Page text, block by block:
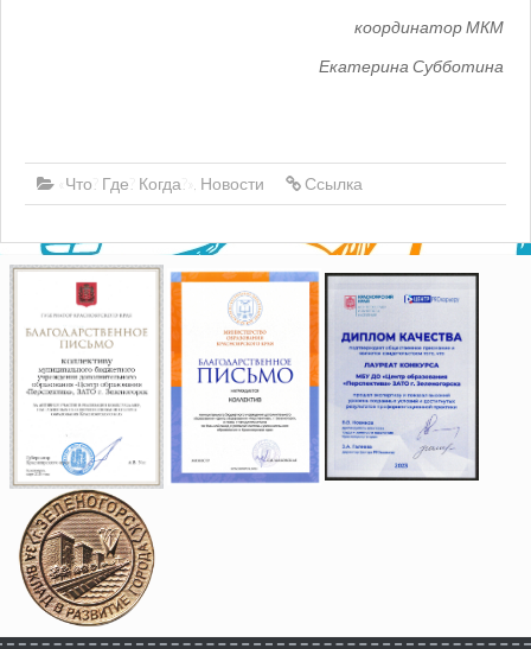
координатор МКМ
Екатерина Субботина
«Что? Где? Когда?» Новости Ссылка